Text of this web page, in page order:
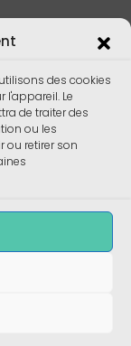
des cookies
l'appareil. Le
de traiter des
ou les
ou retirer son